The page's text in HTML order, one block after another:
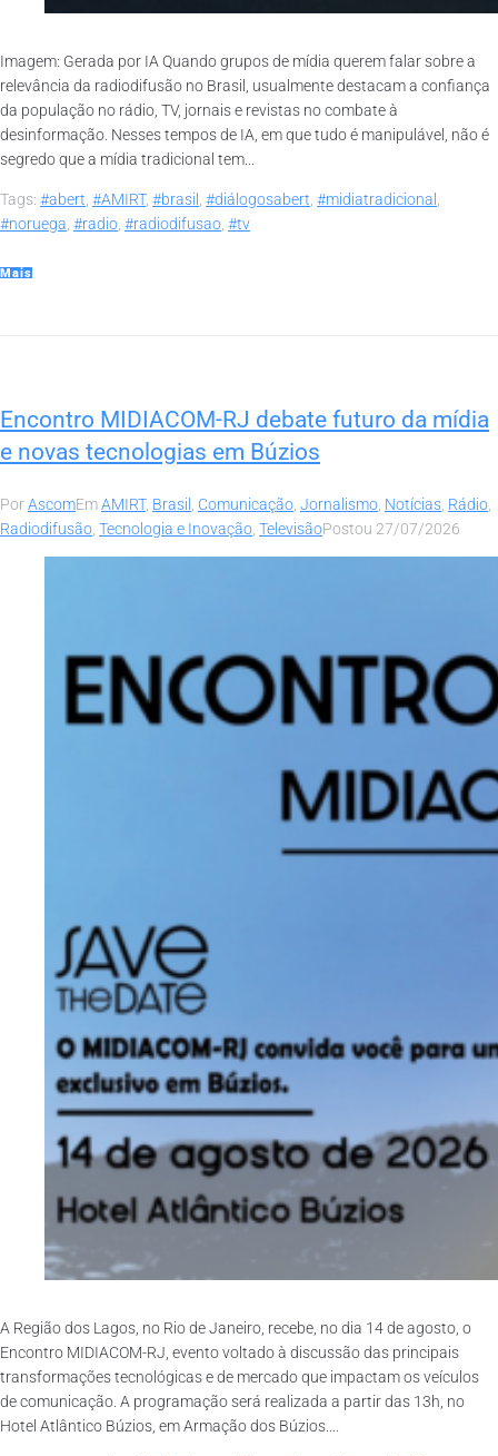
Imagem: Gerada por IA Quando grupos de mídia querem falar sobre a
relevância da radiodifusão no Brasil, usualmente destacam a confiança
da população no rádio, TV, jornais e revistas no combate à
desinformação. Nesses tempos de IA, em que tudo é manipulável, não é
segredo que a mídia tradicional tem...
Tags: #abert, #AMIRT, #brasil , #diálogosabert, #midiatradicional ,
#noruega, #radio, #radiodifusao, #tv
Mais
Encontro MIDIACOM-RJ debate futuro da mídia
e novas tecnologias em Búzios
PorAscomEmAMIRT, Brasil , Comunicação, Jornalismo, Notícias, Rádio,
Radiodifusão, Tecnologia e Inovação, TelevisãoPostou 27/07/2026
A Região dos Lagos, no Rio de Janeiro, recebe, no dia 14 de agosto, o
Encontro MIDIACOM-RJ, evento voltado à discussão das principais
transformações tecnológicas e de mercado que impactam os veículos
de comunicação. A programação será realizada a partir das 13h, no
Hotel Atlântico Búzios, em Armação dos Búzios....